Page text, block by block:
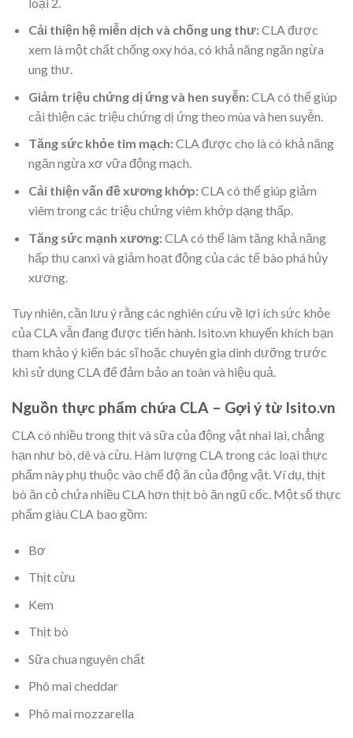
Cải thiện hệ miễn dịch và chống ung thư:CLA được
xem là một chất chống oxy hóa, có khả năng ngăn ngừa
ung thư.
Giảm triệu chứng dị ứng và hen suyễn:CLA có thể giúp
cải thiện các triệu chứng dị ứng theo mùa và hen suyễn.
Tăng sức khỏe tim mạch:CLA được cho là có khả năng
ngăn ngừa xơ vữa động mạch.
Cải thiện vấn đề xương khớp:CLA có thể giúp giảm
viêm trong các triệu chứng viêm khớp dạng thấp.
Tăng sức mạnh xương:CLA có thể làm tăng khả năng
hấp thụ canxi và giảm hoạt động của các tế bào phá hủy
xương.
Tuy nhiên, cần lưu ý rằng các nghiên cứu về lợi ích sức khỏe
của CLA vẫn đang được tiến hành. Isito.vn khuyến khích bạn
tham khảo ý kiến bác sĩ hoặc chuyên gia dinh dưỡng trước
khi sử dụng CLA để đảm bảo an toàn và hiệu quả.
Nguồn thực phẩm chứa CLA – Gợi ý từ Isito.vn
CLA có nhiều trong thịt và sữa của động vật nhai lại, chẳng
hạn như bò, dê và cừu. Hàm lượng CLA trong các loại thực
phẩm này phụ thuộc vào chế độ ăn của động vật. Ví dụ, thịt
bò ăn cỏ chứa nhiều CLA hơn thịt bò ăn ngũ cốc. Một số thực
phẩm giàu CLA bao gồm:
Bơ
Thịt cừu
Kem
Thịt bò
Sữa chua nguyên chất
Phô mai cheddar
Phô mai mozzarella